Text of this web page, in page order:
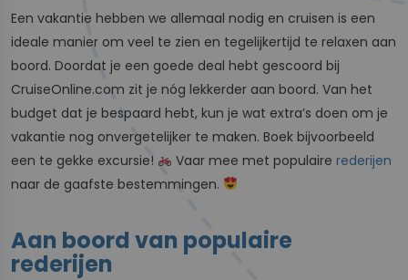
Een vakantie hebben we allemaal nodig en cruisen is een
ideale manier om veel te zien en tegelijkertijd te relaxen aan
boord. Doordat je een goede deal hebt gescoord bij
CruiseOnline.com zit je nóg lekkerder aan boord. Van het
budget dat je bespaard hebt, kun je wat extra’s doen om je
vakantie nog onvergetelijker te maken. Boek bijvoorbeeld
een te gekke excursie!
Vaar mee met populairerederijen
naar de gaafste bestemmingen.
Aan boord van populaire
rederijen